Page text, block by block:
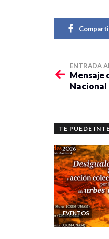
ENTRADA
Mensaje
Nacional
TE PUEDE
EVENTOS